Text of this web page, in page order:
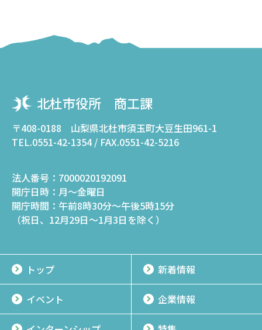
北杜市役所 商工課
〒408-0188 山梨県北杜市須玉町大豆生田961-1
TEL.0551-42-1354 / FAX.0551-42-5216
法人番号： 7000020192091
開庁日時： 月～金曜日
開庁時間： 午前8時30分～午後5時15分
（祝日、12月29日～1月3日を除く）
トップ 新着情報
イベント 企業情報